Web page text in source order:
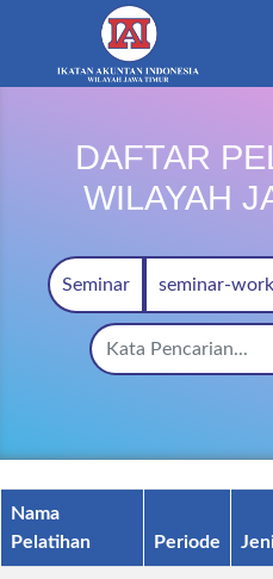
DAFTAR
WILAYAH
Seminar seminar-
Nama
Pelatihan
Periode